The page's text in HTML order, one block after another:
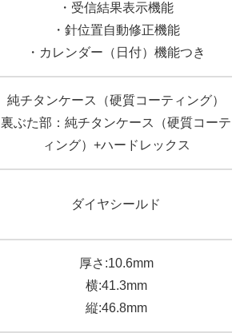
・受信結果表示機能
・針位置自動修正機能
・カレンダー（日付）機能つき
純チタンケース（硬質コーティング）
裏ぶた部：純チタンケース（硬質コーテ
ィング）+ハードレックス
ダイヤシールド
厚さ:10.6mm
横:41.3mm
縦:46.8mm